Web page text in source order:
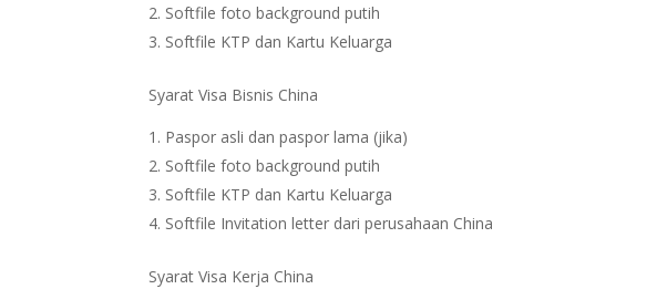
Softfile foto background putih
Softfile KTP dan Kartu Keluarga
Syarat Visa Bisnis China
Paspor asli dan paspor lama (jika)
Softfile foto background putih
Softfile KTP dan Kartu Keluarga
Softfile Invitation letter dari perusahaan China
Syarat Visa Kerja China